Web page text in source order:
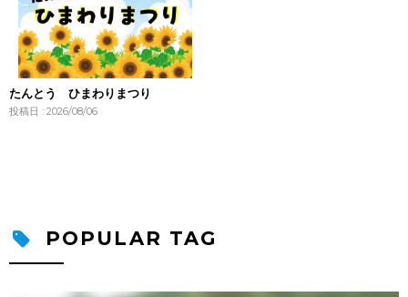
たんとう ひまわりまつり
投稿日 : 2026/08/06
POPULAR TAG